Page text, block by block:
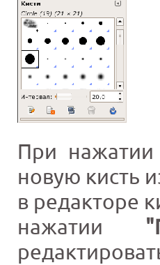
При нажатии
новую кисть
в редакторе
нажатии